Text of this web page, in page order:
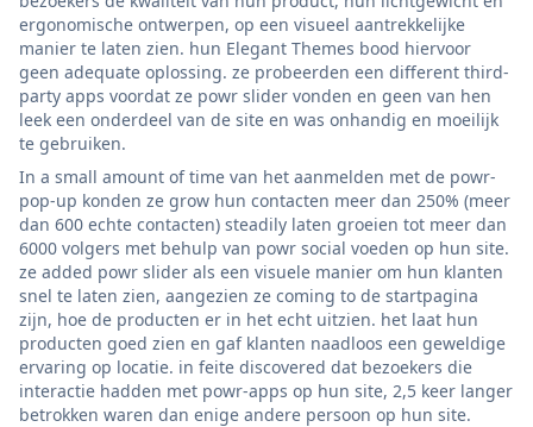
ergonomische ontwerpen, op een visueel aantrekkelijke
manier te laten zien. hun Elegant Themes bood hiervoor
geen adequate oplossing. ze probeerden een different third-
party apps voordat ze powr slider vonden en geen van hen
leek een onderdeel van de site en was onhandig en moeilijk
te gebruiken.
In a small amount of time van het aanmelden met de powr-
pop-up konden ze grow hun contacten meer dan 250% (meer
dan 600 echte contacten) steadily laten groeien tot meer dan
6000 volgers met behulp van powr social voeden op hun site.
ze added powr slider als een visuele manier om hun klanten
snel te laten zien, aangezien ze coming to de startpagina
zijn, hoe de producten er in het echt uitzien. het laat hun
producten goed zien en gaf klanten naadloos een geweldige
ervaring op locatie. in feite discovered dat bezoekers die
interactie hadden met powr-apps op hun site, 2,5 keer langer
betrokken waren dan enige andere persoon op hun site.